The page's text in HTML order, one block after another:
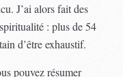
J’ai alors fait des
: plus de 54
d’être exhaustif.
pouvez résumer